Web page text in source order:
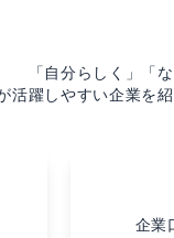
「自分らしく」「
活躍しやすい企業を
企業